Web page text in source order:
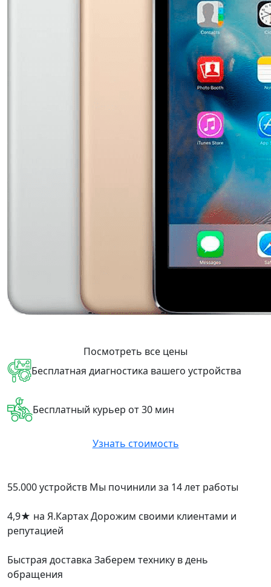
Посмотреть все цены
Бесплатная диагностика вашего устройства
Бесплатный курьер от 30 мин
Узнать стоимость
55.000 устройств Мы починили за 14 лет работы
4,9★ на Я.КартахДорожим своими клиентами и
репутацией
Быстрая доставка Заберем технику в день
обращения